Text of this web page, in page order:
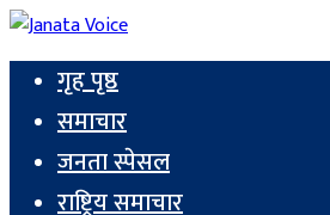
गृह पृष्ठ
समाचार
जनता स्पेसल
राष्ट्रिय समाचार